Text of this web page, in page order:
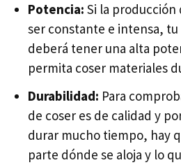
Potencia: Si la producción
ser constante e intensa,
deberá tener una alta
permita coser materiales
Durabilidad: Para
de coser es de calidad y
durar mucho tiempo, hay
parte dónde se aloja y lo